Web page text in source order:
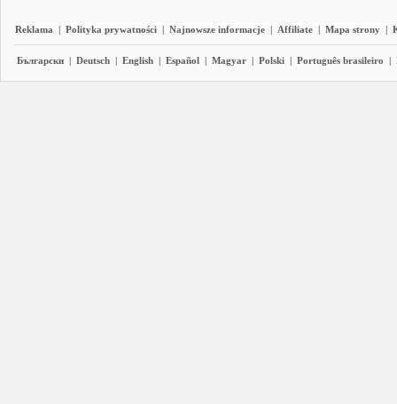
Reklama | Polityka prywatności | Najnowsze informacje | Affiliate | Mapa strony |
Български | Deutsch | English | Español | Magyar | Polski | Português brasileiro |